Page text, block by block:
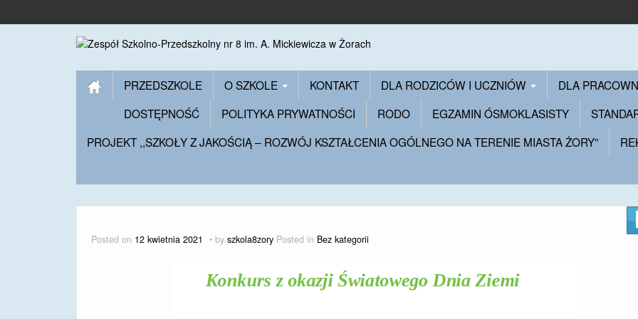
PRZEDSZKOLE O SZKOLE KONTAKT DLA RODZICÓW I UCZNIÓW DLA
DOSTĘPNOŚĆ
POLITYKA PRYWATNOŚCI RODO EGZAMIN ÓSMOKLASISTY
PROJEKT ,,SZKOŁY Z JAKOŚCIĄ – ROZWÓJ KSZTAŁCENIA OGÓLNEGO NA TERENIE MIASTA ŻORY”
Posted on 12 kwietnia 2021 by szkola8zory Posted in Bez kategorii